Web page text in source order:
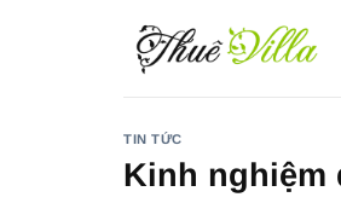
TIN TỨC
Kinh nghiệm